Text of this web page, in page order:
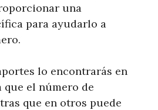
una
para ayudarlo a
lo encontrarás en
que el número de
que en otros puede